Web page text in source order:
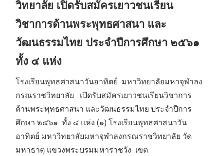
วิทยาลัย เปิดรับสมัครเยาวชนเรียน
วิชาการด้านพระพุทธศาสนา และ
วัฒนธรรมไทย ประจำปีการศึกษา ๒๕๖๑
ทั้ง ๔ แห่ง
โรงเรียนพุทธศาสนาวันอาทิตย์ มหาวิทยาลัยมหาจุฬาลง
กรณราชวิทยาลัย เปิดรับสมัครเยาวชนเรียนวิชาการ
ด้านพระพุทธศาสนา และวัฒนธรรมไทย ประจำปีการ
ศึกษา ๒๕๖๑ ทั้ง ๔ แห่ง (๑) โรงเรียนพุทธศาสนาวัน
อาทิตย์ มหาวิทยาลัยมหาจุฬาลงกรณราชวิทยาลัย วัด
มหาธาตุ แขวงพระบรมมหาราชวัง เขต